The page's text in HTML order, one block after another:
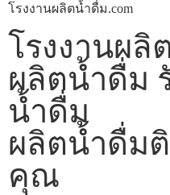
โรงงานผลิตน้ำดื่ม.com
โรงงานผลิ
ผลิตน้ำดื่ม
น้ำดื่ม
ผลิตน้ำดื่ม
คุณ